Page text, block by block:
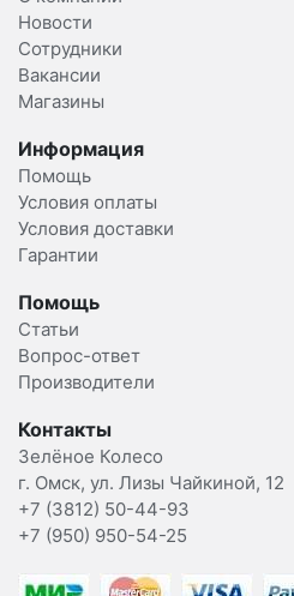
Новости
Сотрудники
Вакансии
Магазины
Информация
Помощь
Условия оплаты
Условия доставки
Гарантии
Помощь
Статьи
Вопрос-ответ
Производители
Контакты
Зелёное Колесо
г. Омск, ул. Лизы Чайкиной, 12
+7 (3812) 50-44-93
+7 (950) 950-54-25